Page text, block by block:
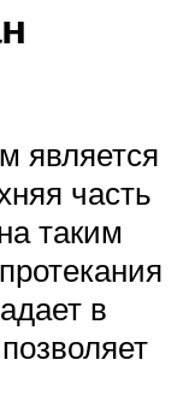
является
часть
таким
в